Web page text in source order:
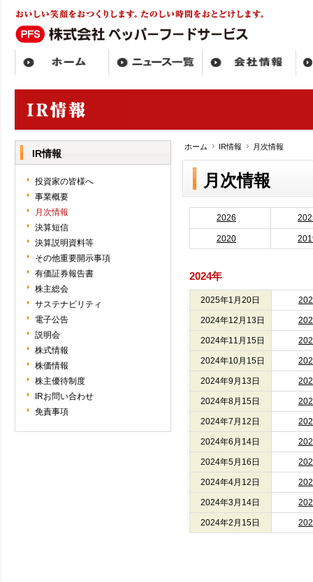
IR情報
投資家の皆様へ
事業概要
月次情報
決算短信
決算説明資料等
その他重要開示事項
有価証券報告書
株主総会
サステナビリティ
電子公告
説明会
株式情報
株価情報
株主優待制度
IRお問い合わせ
免責事項
ホーム IR情報 月次情報
月次情報
2026
2020
2024年
2025年1月20日
2024年12月13日
2024年11月15日
2024年10月15日
2024年9月13日
2024年8月15日
2024年7月12日
2024年6月14日
2024年5月16日
2024年4月12日
2024年3月14日
2024年2月15日